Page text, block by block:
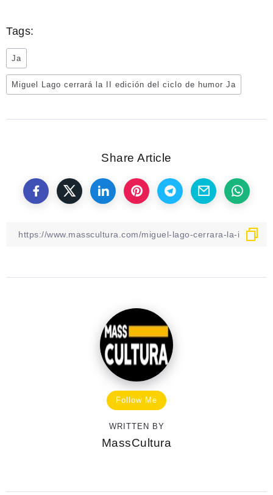
Tags:
Ja
Miguel Lago cerrará la II edición del ciclo de humor Ja
Share Article
Follow Me
WRITTEN BY
MassCultura